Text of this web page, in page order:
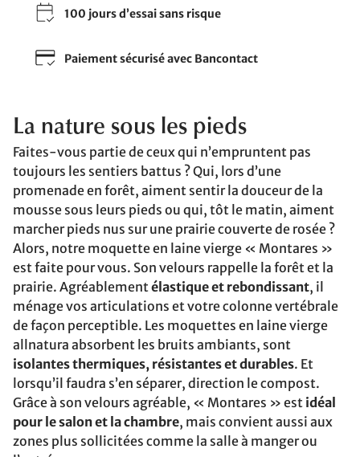
100 jours d’essai sans risque
Paiement sécurisé avec Bancontact
La nature sous les pieds
Faites-vous partie de ceux qui n’empruntent pas
toujours les sentiers battus ? Qui, lors d’une
promenade en forêt, aiment sentir la douceur de la
mousse sous leurs pieds ou qui, tôt le matin, aiment
marcher pieds nus sur une prairie couverte de rosée ?
Alors, notre moquette en laine vierge « Montares »
est faite pour vous. Son velours rappelle la forêt et la
prairie. Agréablementélastique et rebondissant, il
ménage vos articulations et votre colonne vertébrale
de façon perceptible. Les moquettes en laine vierge
allnatura absorbent les bruits ambiants, sont
isolantes thermiques, résistantes et durables. Et
lorsqu’il faudra s’en séparer, direction le compost.
Grâce à son velours agréable, « Montares » est idéal
pour le salon et la chambre, mais convient aussi aux
zones plus sollicitées comme la salle à manger ou